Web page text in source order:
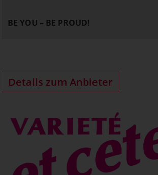
BE YOU – BE PROUD!
Details zum Anbieter